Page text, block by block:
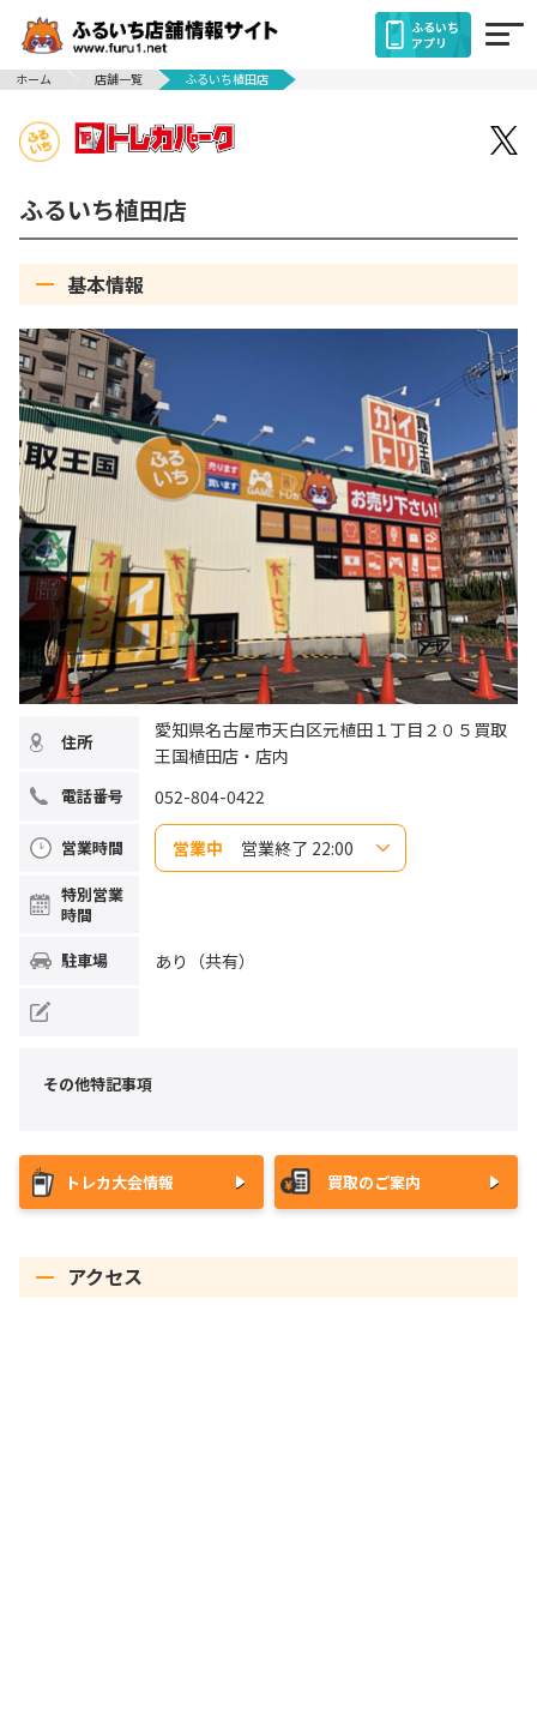
ふるいち
アプリ
ホーム
店舗一覧 ふるいち植田店
ふるいち植田店
基本情報
住所
愛知県名古屋市天白区元植田１丁目２０５買取
王国植田店・店内
電話番号 052-804-0422
営業時間 営業中 営業終了 22:00
木曜日
金曜日
特別営業
時間
駐車場 あり（共有）
その他特記事項
トレカ大会情報 買取のご案内
アクセス